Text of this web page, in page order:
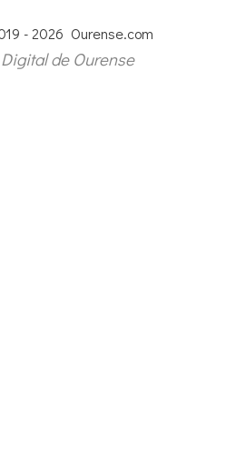
- 2026 Ourense.com
de Ourense